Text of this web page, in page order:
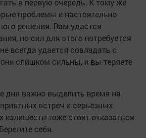
в первую очередь. К тому же
проблемы и настоятельно
решения. Вам удастся
но сил для этого потребуется
всегда удается совладать с
слишком сильны, и вы теряете
дня важно выделить время на
встреч и серьезных
излишеств тоже стоит отказаться
себя.